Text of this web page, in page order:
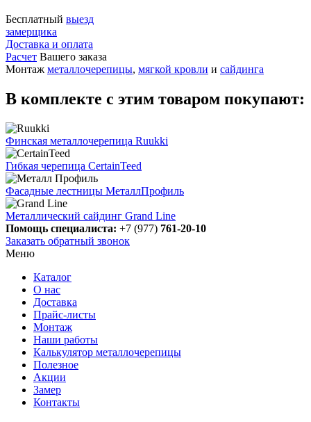
Бесплатный выезд
замерщика
Доставка и оплата
Расчет Вашего заказа
Монтаж металлочерепицы, мягкой кровли и сайдинга
В комплекте с этим товаром покупают:
Финская металлочерепица Ruukki
Гибкая черепица CertainTeed
Фасадные лестницы МеталлПрофиль
Металлический сайдинг Grand Line
Помощь специалиста: +7 (977) 761-20-10
Заказать обратный звонок
Меню
Каталог
О нас
Доставка
Прайс-листы
Монтаж
Наши работы
Калькулятор металлочерепицы
Полезное
Акции
Замер
Контакты